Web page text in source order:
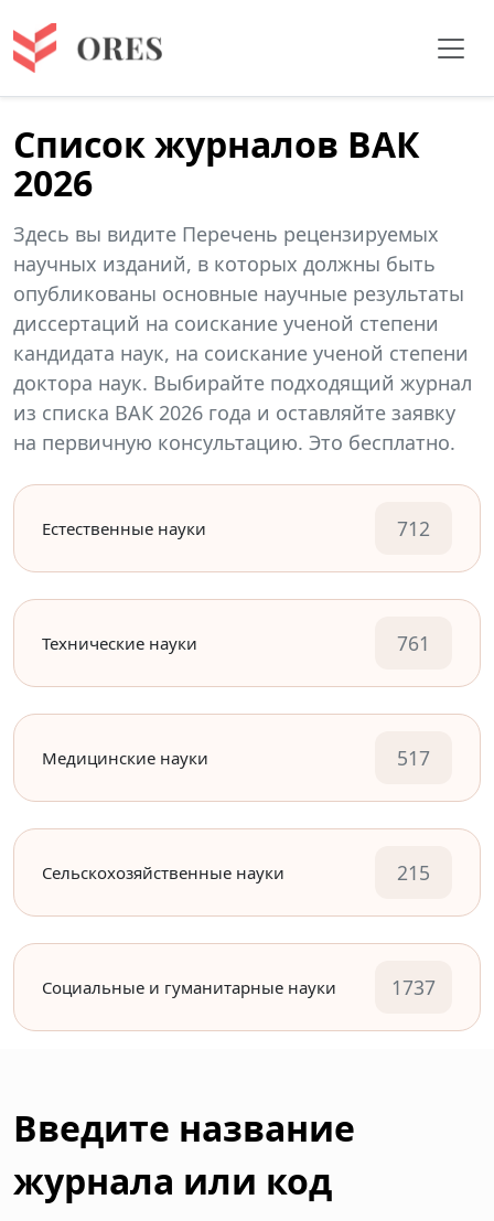
Список журналов ВАК
2026
Здесь вы видите Перечень рецензируемых
научных изданий, в которых должны быть
опубликованы основные научные результаты
диссертаций на соискание ученой степени
кандидата наук, на соискание ученой степени
доктора наук. Выбирайте подходящий журнал
из списка ВАК 2026 года и оставляйте заявку
на первичную консультацию. Это бесплатно.
Естественные науки 712
Технические науки 761
Медицинские науки 517
Сельскохозяйственные науки 215
Социальные и гуманитарные науки 1737
Введите название
журнала или код